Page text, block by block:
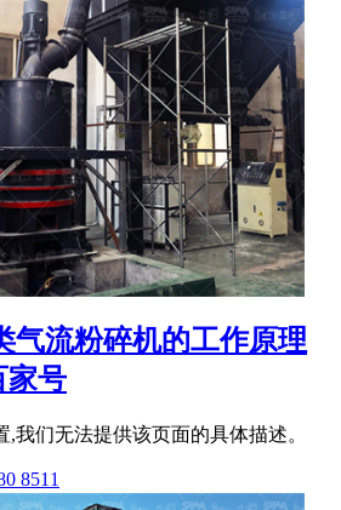
气流粉碎机的工作原理
家号
,我们无法提供该页面的具体描述。
8511